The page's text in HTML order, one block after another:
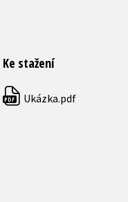
Ke stažení
PDF Ukázka.pdf